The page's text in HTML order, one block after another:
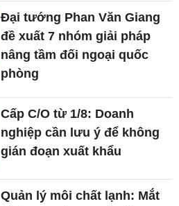
Đại tướng Phan Văn Giang
đề xuất 7 nhóm giải pháp
nâng tầm đối ngoại quốc
phòng
Cấp C/O từ 1/8: Doanh
nghiệp cần lưu ý để không
gián đoạn xuất khẩu
Quản lý môi chất lạnh: Mắt